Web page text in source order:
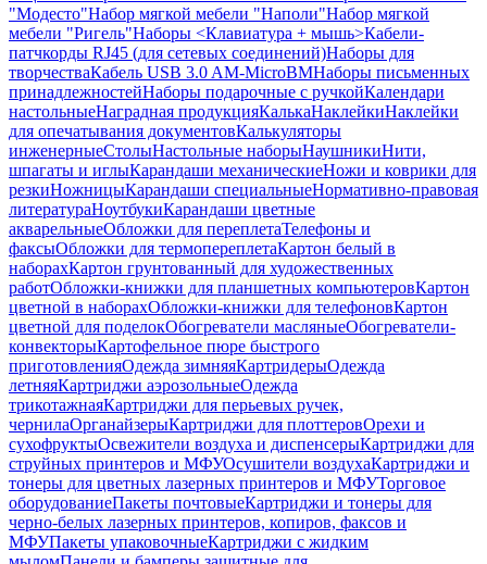
"Модесто"Набор мягкой мебели "Наполи"Набор мягкой
мебели "Ригель"Наборы <Клавиатура + мышь>Кабели-
патчкорды RJ45 (для сетевых соединений)Наборы для
творчестваКабель USB 3.0 AM-MicroBMНаборы письменных
принадлежностейНаборы подарочные с ручкойКалендари
настольныеНаградная продукцияКалькаНаклейкиНаклейки
для опечатывания документовКалькуляторы
инженерныеСтолыНастольные наборыНаушникиНити,
шпагаты и иглыКарандаши механическиеНожи и коврики для
резкиНожницыКарандаши специальныеНормативно-правовая
литератураНоутбукиКарандаши цветные
акварельныеОбложки для переплетаТелефоны и
факсыОбложки для термопереплетаКартон белый в
наборахКартон грунтованный для художественных
работОбложки-книжки для планшетных компьютеровКартон
цветной в наборахОбложки-книжки для телефоновКартон
цветной для поделокОбогреватели масляныеОбогреватели-
конвекторыКартофельное пюре быстрого
приготовленияОдежда зимняяКартридерыОдежда
летняяКартриджи аэрозольныеОдежда
трикотажнаяКартриджи для перьевых ручек,
чернилаОрганайзерыКартриджи для плоттеровОрехи и
сухофруктыОсвежители воздуха и диспенсерыКартриджи для
струйных принтеров и МФУОсушители воздухаКартриджи и
тонеры для цветных лазерных принтеров и МФУТорговое
оборудованиеПакеты почтовыеКартриджи и тонеры для
черно-белых лазерных принтеров, копиров, факсов и
МФУПакеты упаковочныеКартриджи с жидким